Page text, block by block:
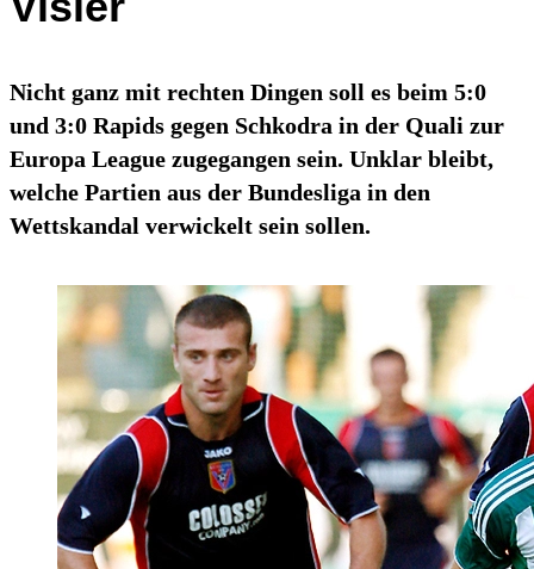
Nicht ganz mit rechten Dingen soll es beim 5:0
und 3:0 Rapids gegen Schkodra in der Quali zur
Europa League zugegangen sein. Unklar bleibt,
welche Partien aus der Bundesliga in den
Wettskandal verwickelt sein sollen.